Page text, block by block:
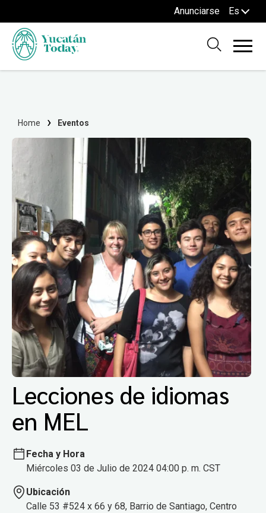
Anunciarse Es
Home Eventos
Lecciones de idiomas
en MEL
Fecha y Hora
Miércoles 03 de Julio de 2024 04:00 p. m. CST
Ubicación
Calle 53 #524 x 66 y 68, Barrio de Santiago, Centro